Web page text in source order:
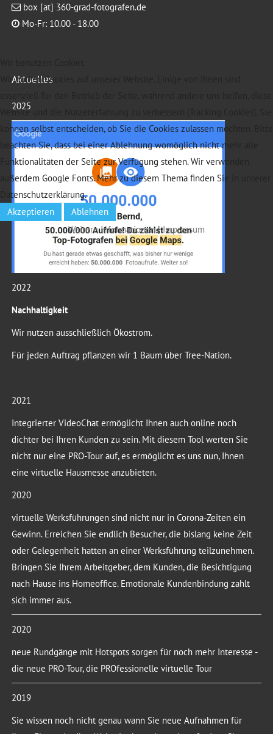
box [at] 360-grad-fotografen.de
Mo-Fr: 10.00 - 18.00
Aktuelles
2025
2022
Nachhaltigkeit
Wir nutzen ausschließlich Ökostrom.
Für jeden Auftrag pflanzen wir 1 Baum über Tree-Nation.
2021
Integrierter VideoChat ermöglicht Ihnen auch online noch
dichter bei Ihren Kunden zu sein. Mit diesem Tool werten Sie
nicht nur eine PRO-Tour auf, es ermöglicht es uns nun, Ihnen
eine virtuelle Hausmesse anzubieten.
2020
virtuelle Werksführungen sind nicht nur in Corona-Zeiten ein
Gewinn. Erreichen Sie endlich Besucher, die bislang keine Zeit
oder Gelegenheit hatten an einer Werksführung teilzunehmen.
Bringen Sie Ihrem Arbeitgeber, dem Kunden, die Besichtigung
nach Hause ins Homeoffice. Emotionale Kundenbindung zahlt
sich immer aus.
2020
neue Rundgänge mit Hotspots sorgen für noch mehr Interesse -
die neue PRO-Tour, die PROfessionelle virtuelle Tour
2019
Sie wissen noch nicht genau wann Sie neue Aufnahmen für
Wir nutzen Cookies auf unserer Website. Einige von ihnen sind
Website und die Nutzererfahrung zu verbessern (Tracking Cookies). Sie
können selbst entscheiden, ob Sie die Cookies zulassen möchten. Bitte
beachten Sie, dass bei einer Ablehnung womöglich nicht mehr alle
Funktionalitäten der Seite zur Verfügung stehen. Wir verwenden
außerdem Google Fonts. Mehr zu diesem Thema finden Sie in unserer
Datenschutzerklärung.
Akzeptieren
Ablehnen
Weitere Informationen|Impressum